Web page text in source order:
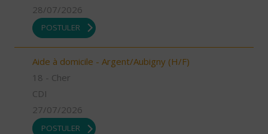
28/07/2026
POSTULER
Aide à domicile - Argent/Aubigny (H/F)
18 - Cher
CDI
27/07/2026
POSTULER